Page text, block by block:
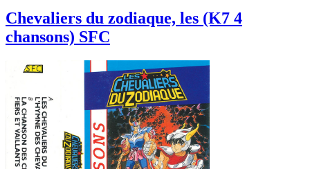
Chevaliers du zodiaque, les (K7 4
chansons) SFC